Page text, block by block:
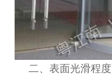
二、表面光滑程度